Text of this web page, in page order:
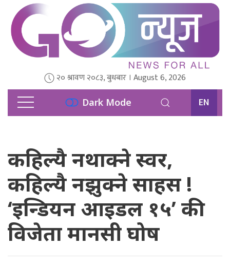
२० श्रावण २०८३, बुधबार । August 6, 2026
Dark Mode EN
कहिल्यै नथाक्ने स्वर,
कहिल्यै नझुक्ने साहस !
‘इन्डियन आइडल १५’ की
विजेता मानसी घोष